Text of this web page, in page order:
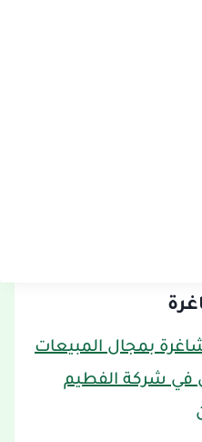
بمجال المبيعات
في شركة الفطيم